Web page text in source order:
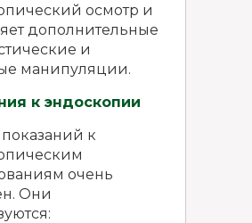
осмотр и
дополнительные
и
манипуляции.
к эндоскопии
к
очень
Они